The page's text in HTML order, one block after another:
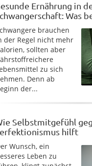
Ernährung in
Was
brauchen
der Regel nicht mehr
sollten aber
zu sich
Denn ab
der...
Selbstmitgefühl
hilft
Wunsch, ein
Leben zu